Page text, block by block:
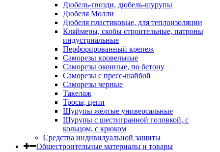
Дюбель-гвозди, дюбель-шурупы
Дюбеля Молли
Дюбеля пластиковые, для теплоизоляции
Кляймеры, скобы строительные, патроны
индустриальные
Перфорированный крепеж
Саморезы кровельные
Саморезы оконные, по бетону
Саморезы с пресс-шайбой
Саморезы черные
Такелаж
Тросы, цепи
Шурупы жёлтые универсальные
Шурупы с шестигранной головкой, с
кольцом, с крюком
Средства индивидуальной защиты
Общестроительные материалы и товары